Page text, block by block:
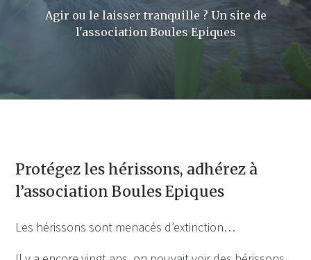
Agir ou le laisser tranquille ? Un site de
l'association Boules Epiques
Protégez les hérissons, adhérez à
l’association Boules Epiques
Les hérissons sont menacés d’extinction…